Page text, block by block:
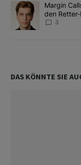
Ein Trendartikel mit
Margin
den
3
DAS KÖNNTE SIE